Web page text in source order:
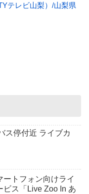
テレビ山梨）/山梨県
ス停付近 ライブカ
ートフォン向けライ
ビス「Live Zoo In あ